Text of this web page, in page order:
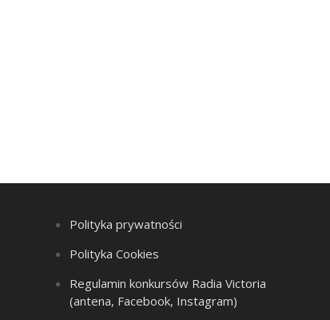
Polityka prywatności
Polityka Cookies
Regulamin konkursów Radia Victoria
(antena, Facebook, Instagram)